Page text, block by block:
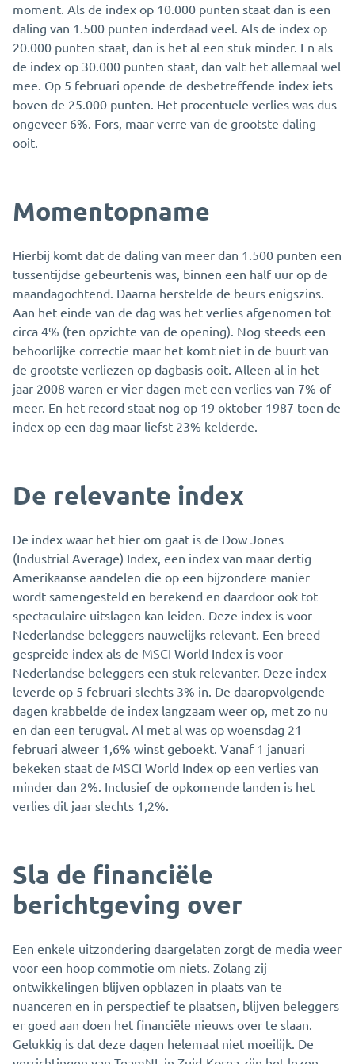
moment. Als de index op 10.000 punten staat dan is een
daling van 1.500 punten inderdaad veel. Als de index op
20.000 punten staat, dan is het al een stuk minder. En als
de index op 30.000 punten staat, dan valt het allemaal wel
mee. Op 5 februari opende de desbetreffende index iets
boven de 25.000 punten. Het procentuele verlies was dus
ongeveer 6%. Fors, maar verre van de grootste daling
ooit.
Momentopname
Hierbij komt dat de daling van meer dan 1.500 punten een
tussentijdse gebeurtenis was, binnen een half uur op de
maandagochtend. Daarna herstelde de beurs enigszins.
Aan het einde van de dag was het verlies afgenomen tot
circa 4% (ten opzichte van de opening). Nog steeds een
behoorlijke correctie maar het komt niet in de buurt van
de grootste verliezen op dagbasis ooit. Alleen al in het
jaar 2008 waren er vier dagen met een verlies van 7% of
meer. En het record staat nog op 19 oktober 1987 toen de
index op een dag maar liefst 23% kelderde.
De relevante index
De index waar het hier om gaat is de Dow Jones
(Industrial Average) Index, een index van maar dertig
Amerikaanse aandelen die op een bijzondere manier
wordt samengesteld en berekend en daardoor ook tot
spectaculaire uitslagen kan leiden. Deze index is voor
Nederlandse beleggers nauwelijks relevant. Een breed
gespreide index als de MSCI World Index is voor
Nederlandse beleggers een stuk relevanter. Deze index
leverde op 5 februari slechts 3% in. De daaropvolgende
dagen krabbelde de index langzaam weer op, met zo nu
en dan een terugval. Al met al was op woensdag 21
februari alweer 1,6% winst geboekt. Vanaf 1 januari
bekeken staat de MSCI World Index op een verlies van
minder dan 2%. Inclusief de opkomende landen is het
verlies dit jaar slechts 1,2%.
Sla de financiële
berichtgeving over
Een enkele uitzondering daargelaten zorgt de media weer
voor een hoop commotie om niets. Zolang zij
ontwikkelingen blijven opblazen in plaats van te
nuanceren en in perspectief te plaatsen, blijven beleggers
er goed aan doen het financiële nieuws over te slaan.
Gelukkig is dat deze dagen helemaal niet moeilijk. De